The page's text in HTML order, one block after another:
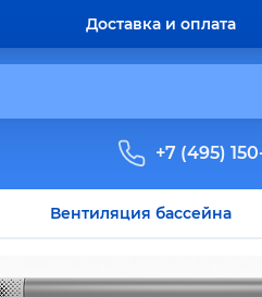
Доставка и оплата
+7 (495)
Вентиляция бассейна